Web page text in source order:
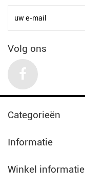
Volg ons
Categorieën
Informatie
Winkel informatie